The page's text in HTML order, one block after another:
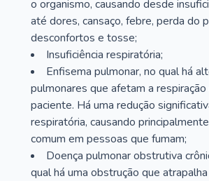
o organismo, causando desde
até dores, cansaço, febre, perda do
desconfortos e tosse;
Insuficiência respiratória;
Enfisema pulmonar, no qual há
pulmonares que afetam a
paciente. Há uma redução
respiratória, causando
comum em pessoas que fumam;
Doença pulmonar obstrutiva
qual há uma obstrução que